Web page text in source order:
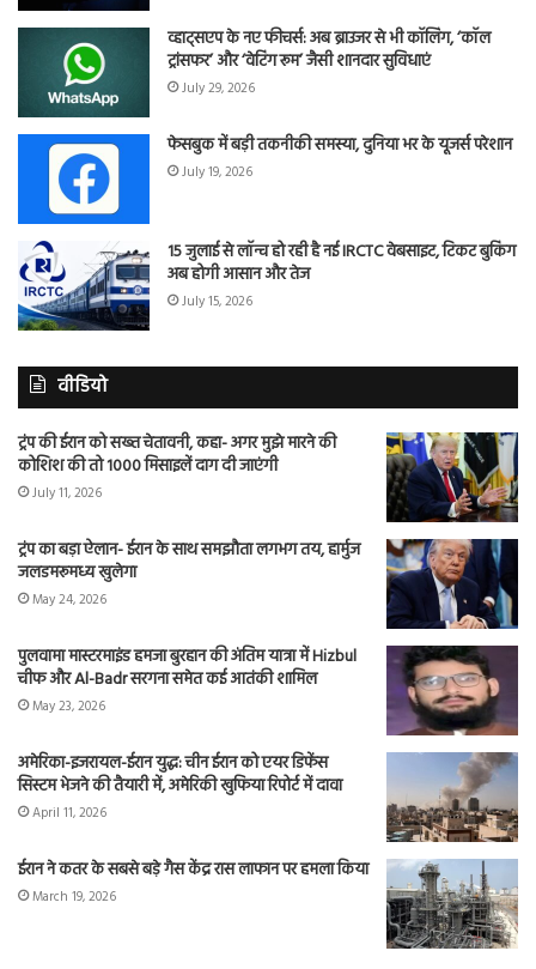
व्हाट्सएप के नए फीचर्स: अब ब्राउजर से भी कॉलिंग, ‘कॉल
ट्रांसफर’ और ‘वेटिंग रूम’ जैसी शानदार सुविधाएं
July 29, 2026
फेसबुक में बड़ी तकनीकी समस्या, दुनिया भर के यूजर्स परेशान
July 19, 2026
15 जुलाई से लॉन्च हो रही है नई IRCTC वेबसाइट, टिकट बुकिंग
अब होगी आसान और तेज
July 15, 2026
वीडियो
ट्रंप की ईरान को सख्त चेतावनी, कहा- अगर मुझे मारने की
कोशिश की तो 1000 मिसाइलें दाग दी जाएंगी
July 11, 2026
ट्रंप का बड़ा ऐलान- ईरान के साथ समझौता लगभग तय, हार्मुज
जलडमरूमध्य खुलेगा
May 24, 2026
पुलवामा मास्टरमाइंड हमजा बुरहान की अंतिम यात्रा में Hizbul
चीफ और Al-Badr सरगना समेत कई आतंकी शामिल
May 23, 2026
अमेरिका-इजरायल-ईरान युद्ध: चीन ईरान को एयर डिफेंस
सिस्टम भेजने की तैयारी में, अमेरिकी खुफिया रिपोर्ट में दावा
April 11, 2026
ईरान ने कतर के सबसे बड़े गैस केंद्र रास लाफान पर हमला किया
March 19, 2026